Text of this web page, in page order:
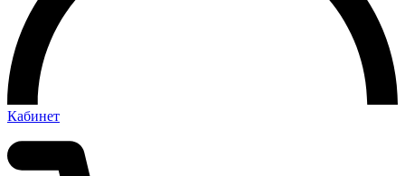
Кабинет